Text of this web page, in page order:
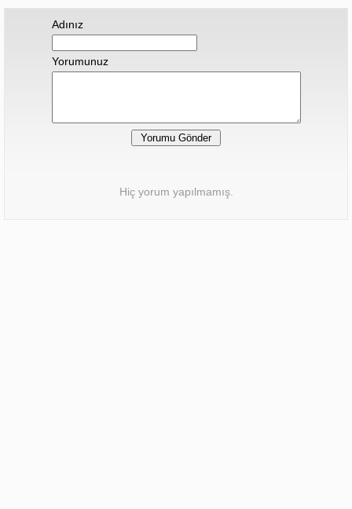
Adınız
Yorumunuz
Hiç yorum yapılmamış.